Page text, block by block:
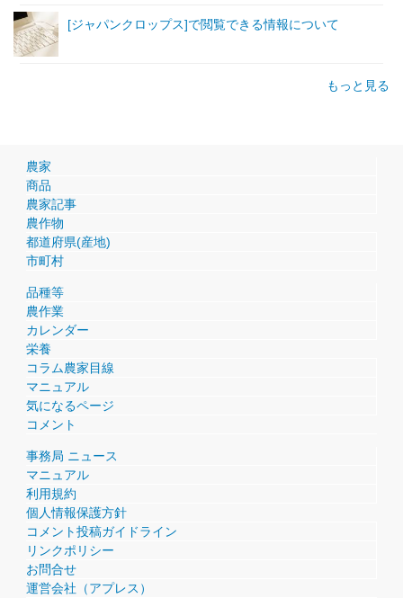
[ジャパンクロップス]で閲覧できる情報について
もっと見る
農家
商品
農家記事
農作物
都道府県(産地)
市町村
品種等
農作業
カレンダー
栄養
コラム農家目線
マニュアル
気になるページ
コメント
事務局 ニュース
マニュアル
利用規約
個人情報保護方針
コメント投稿ガイドライン
リンクポリシー
お問合せ
運営会社（アプレス）